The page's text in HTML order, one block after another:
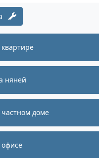
няней
частном доме
офисе